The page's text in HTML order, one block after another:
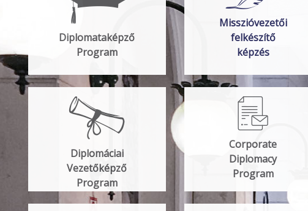
Diplomataképző
Program
Misszióvezetői
felkészítő
képzés
Diplomáciai
Vezetőképző
Program
Corporate
Diplomacy
Program